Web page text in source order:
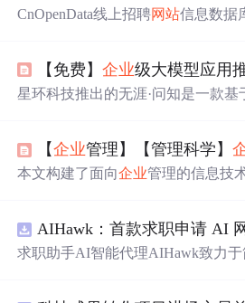
CnOpenData线上招聘网站信息数据
小
企业就业研究。数据具多源性、
本挖掘潜力，广泛应用于劳动经济
【免费】企业级大模型应用推荐
星环科技推出的无涯·问知是一款基
【企业管理】【管理科学】
本文构建了面向企业管理的信息技
系。重点包括纳米级岗位行为分解
结构的强弱推导逻辑、互斥关系识
AIHawk：首款求职申请 AI
求职助手AI智能代理AIHawk致力